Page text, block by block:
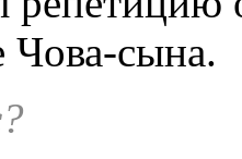
Чова-сына.